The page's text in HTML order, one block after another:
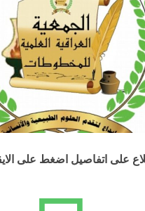
على اتفاصيل اضغط على